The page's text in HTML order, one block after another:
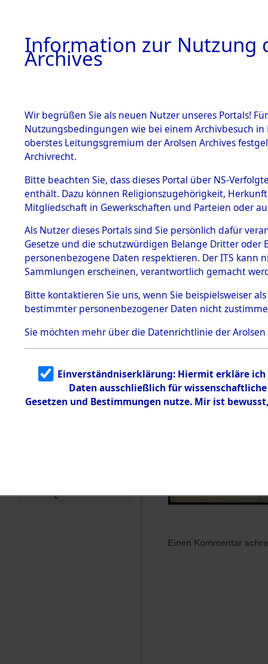
BESTÄNDE
1.
mente
5. Verschiedenes
5.3
Todesmärsche
5.3.1 Alliierte
Erhebungen
zu
Todesmärsch
en
5.3.2
Identifizierun
g
5.3.3
Todesmärsch
e
→0161
Einen Kommentar
Information zur Nutzung
Archives
Wir begrüßen Sie als neuen Nutzer unseres Portals!
Nutzungsbedingungen wie bei einem Archivbesuch
oberstes Leitungsgremium der Arolsen Archives
Archivrecht.
Bitte beachten Sie, dass dieses Portal über NS-
enthält. Dazu können Religionszugehörigkeit,
Mitgliedschaft in Gewerkschaften und Parteien oder
Als Nutzer dieses Portals sind Sie persönlich dafür
Gesetze und die schutzwürdigen Belange Dritter
personenbezogene Daten respektieren. Der ITS
Sammlungen erscheinen, verantwortlich gemacht
Bitte kontaktieren Sie uns, wenn Sie beispielsweiser
bestimmter personenbezogener Daten nicht
Sie möchten mehr über die Datenrichtlinie der Arolsen
Einverständniserklärung: Hiermit erkläre
Daten ausschließlich für
Gesetzen und Bestimmungen nutze. Mir ist